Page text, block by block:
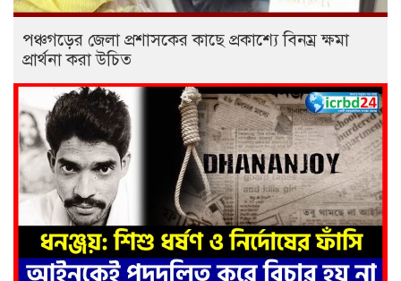
পঞ্চগড়ের জেলা প্রশাসকের কাছে প্রকাশ্যে বিনম্র ক্ষমা
প্রার্থনা করা উচিত